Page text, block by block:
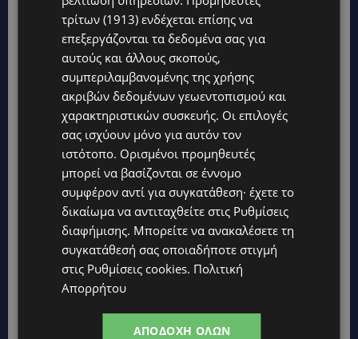
Topics
ΓΕΝΕΘΛΙΟΣ ΗΜΕΡΑ: Η ηλικία είναι μόνο ένας αριθμός – Οι
άνθρωποι και οι στιγμές είναι η πραγματική μας ιστορία
STORIES
ΕΛΕΝΑ ΑΝΤΩΝΙΑΔΟΥ: Αγώνας ζωής για τη 37χρονη μητέρα
τριών παιδιών – Έρανος για τη θεραπεία της στην Αγγλία
UPDATES
ΚΑΤΑΓΓΕΛΙΑ: Για άνδρα που φέρεται να παρενοχλούσε
τρίτων (1913) ενδέχεται επίσης να
επεξεργάζονται τα δεδομένα σας για
αυτούς και άλλους σκοπούς,
συμπεριλαμβανομένης της χρήσης
ακριβών δεδομένων γεωεντοπισμού και
χαρακτηριστικών συσκευής. Οι επιλογές
σας ισχύουν μόνο για αυτόν τον
ιστότοπο. Ορισμένοι προμηθευτές
μπορεί να βασίζονται σε έννομο
συμφέρον αντί για συγκατάθεση· έχετε το
δικαίωμα να αντιταχθείτε στις Ρυθμίσεις
διαφήμισης. Μπορείτε να ανακαλέσετε τη
συγκατάθεσή σας οποιαδήποτε στιγμή
στις Ρυθμίσεις cookies. Πολιτική
Απορρήτου
ΑΠΟΔΟΧΉ ΌΛΩΝ